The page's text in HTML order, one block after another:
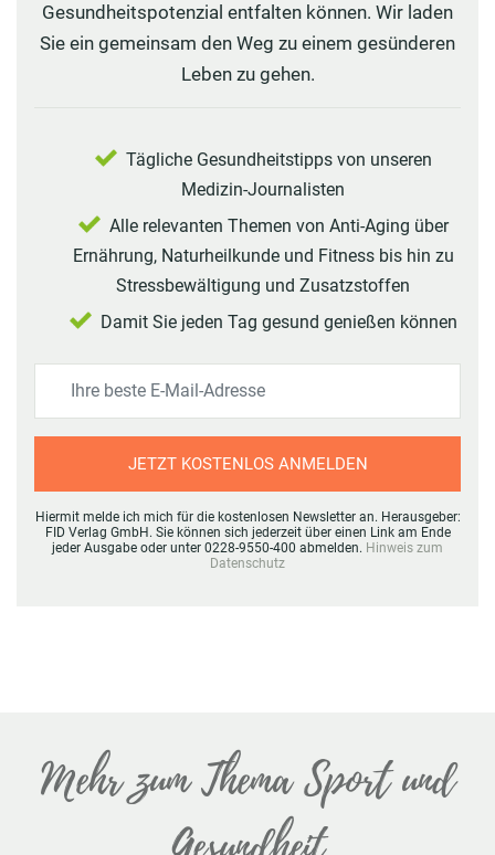
Gesundheitspotenzial entfalten können. Wir laden
Sie ein gemeinsam den Weg zu einem gesünderen
Leben zu gehen.
Tägliche Gesundheitstipps von unseren
Medizin-Journalisten
Alle relevanten Themen von Anti-Aging über
Ernährung, Naturheilkunde und Fitness bis hin zu
Stressbewältigung und Zusatzstoffen
Damit Sie jeden Tag gesund genießen können
JETZT KOSTENLOS ANMELDEN
Hiermit melde ich mich für die kostenlosen Newsletter an. Herausgeber:
FID Verlag GmbH. Sie können sich jederzeit über einen Link am Ende
jeder Ausgabe oder unter 0228-9550-400 abmelden. Hinweis zum
Datenschutz
Mehr zum Thema Sport und